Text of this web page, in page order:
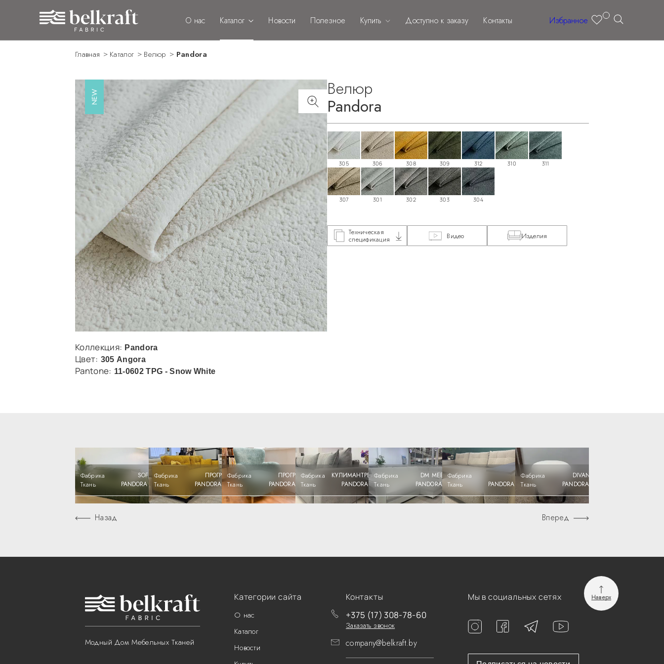
О нас Каталог Новости Полезное Купить Доступно к заказу Контакты Избранное
Главная Каталог Велюр Pandora
Коллекция: Pandora
Цвет: 305 Angora
Pantone: 11-0602 TPG - Snow White
NEW Велюр
Pandora
305 306 308 309 312 310 311
307 301 302 303 304
Техническая
спецификация Видео Изделия
Фабрика SOFF.BY
Ткань PANDORA 309
Фабрика ПРОГРЕСС
Ткань PANDORA 308
Фабрика ПРОГРЕСС
Ткань PANDORA 310
Фабрика КУЛИМАНТРЕЙД
Ткань PANDORA 302
Фабрика DM МЕБЕЛЬ
Ткань PANDORA 305
Фабрика ZMF
Ткань PANDORA 306
Фабрика DIVANTYT
Ткань PANDORA 305
Назад Вперед
Модный Дом Мебельных Тканей
Категории сайта
О нас
Каталог
Новости
Контакты
+375 (17) 308-78-60
Заказать звонок
company@belkraft.by
Мы в социальных сетях Наверх